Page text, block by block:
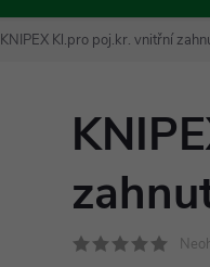
KNIPEX Kl.pro poj.kr. vnitřní